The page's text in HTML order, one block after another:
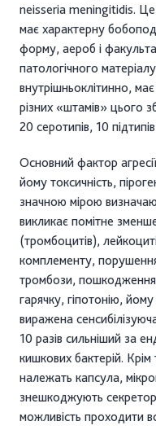
neisseria meningitidis.
має характерну
форму, аероб і
патологічного
внутрішньоклітинно,
різних «штамів» цього
20 серотипів, 10
Основний фактор
йому токсичність,
значною мірою
викликає помітне
(тромбоцитів),
комплементу,
тромбози, пошкодження
гарячку, гіпотонію,
виражена
10 разів сильніший за
кишкових бактерій. Крім
належать капсула,
знешкоджують
можливість проходити